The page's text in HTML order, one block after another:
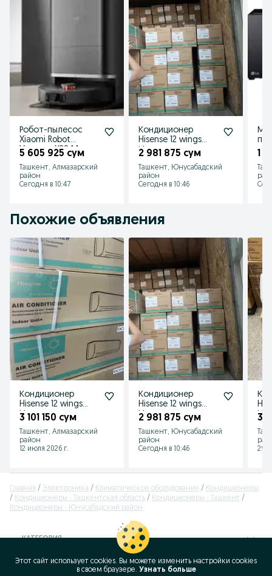
Робот-пылесос
Xiaomi Robot
Vacuum X20 Max
самый фуловый
модель !!!
5 605 925 сум
Ташкент, Алмазарский
район
Сегодня в 10:47
Кондиционер
Hisense 12 wings
Инвентор
даставка оптом
склада
2 981 875 сум
Ташкент, Юнусабадский
район
Сегодня в 10:46
!!!
1
Похожие объявления
Кондиционер
Hisense 12 wings
Инвентор
даставка оптом с
склад
3 101 150 сум
Ташкент, Алмазарский
район
12 июля 2026 г.
Кондиционер
Hisense 12 wings
Инвентор
даставка оптом
склада
2 981 875 сум
Ташкент, Юнусабадский
район
Сегодня в 10:46
3
29
Главная Электроника Климатическое оборудование
Кондиционеры
Кондиционеры - Ташкентская область
Кондиционеры - Ташкент
Кондиционеры - Юнусабадский район
КАТЕГОРИЯ
Этот сайт использует cookies. Вы можете изменить настройки cookies
в своeм браузере. Узнать больше